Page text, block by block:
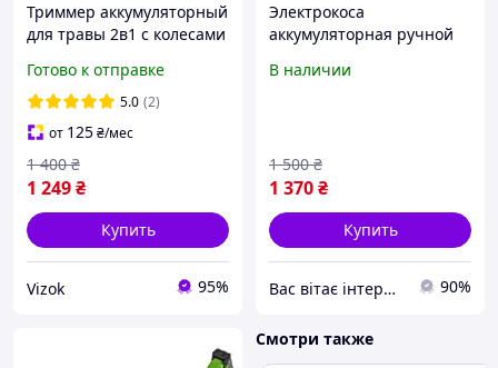
Триммер аккумуляторный
для травы 2в1 с колесами
беспроводная коса для
травы, легкая
электрокоса для сада
Готово к отправке
5.0 (2)
от 125₴/мес
1 249₴
1 400 ₴
Купить
Vizok 95%
Электрокоса
аккумуляторная ручной
Husqvarna 2АКБ
В наличии
1 370₴
1 500 ₴
Купить
Вас вітає інтернет магазин "Sales Spirit" 90%
Смотри также